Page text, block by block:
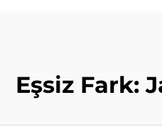
Eşsiz Fark: